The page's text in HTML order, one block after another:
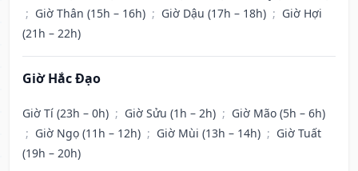
; Giờ Thân (15h – 16h) ; Giờ Dậu (17h – 18h) ; Giờ Hợi
(21h – 22h)
Giờ Hắc Đạo
Giờ Tí (23h – 0h) ; Giờ Sửu (1h – 2h) ; Giờ Mão (5h – 6h)
; Giờ Ngọ (11h – 12h) ; Giờ Mùi (13h – 14h) ; Giờ Tuất
(19h – 20h)